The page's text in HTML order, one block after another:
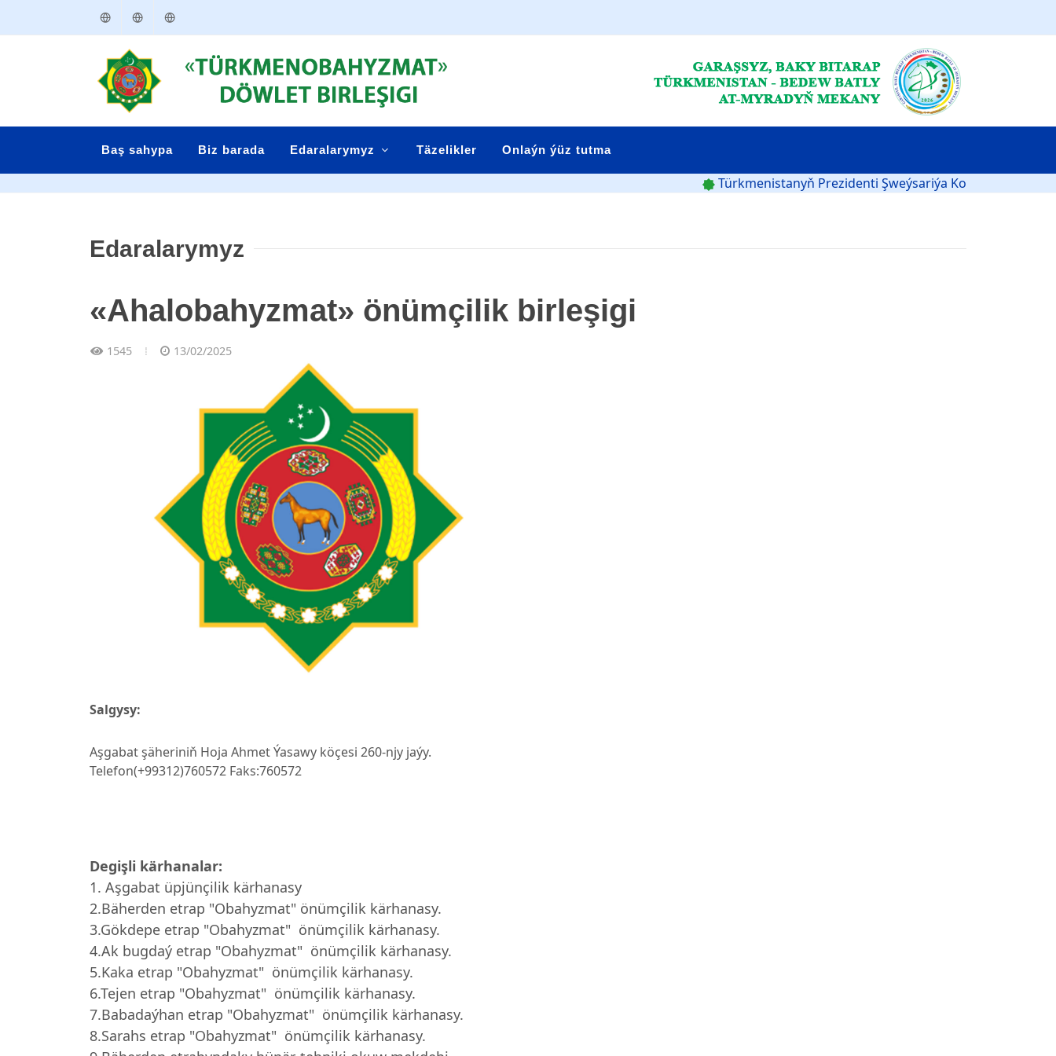
Türkmençe
English
Baş sahypa Biz barada Edaralarymyz Täzelikler Onlaýn ýüz tutma
Türk­me­nis­ta­nyň Prezidenti Şweý­sa­ri­ýa
Edaralarymyz
«Ahalobahyzmat» önümçilik birleşigi
1545 13/02/2025
Salgysy:
Aşgabat şäheriniň Hoja Ahmet Ýasawy köçesi 260-njy jaýy.
Telefon(+99312)760572 Faks:760572
Degişli kärhanalar:
1. Aşgabat üpjünçilik kärhanasy
2.Bäherden etrap "Obahyzmat" önümçilik kärhanasy.
3.Gökdepe etrap "Obahyzmat" önümçilik kärhanasy.
4.Ak bugdaý etrap "Obahyzmat" önümçilik kärhanasy.
5.Kaka etrap "Obahyzmat" önümçilik kärhanasy.
6.Tejen etrap "Obahyzmat" önümçilik kärhanasy.
7.Babadaýhan etrap "Obahyzmat" önümçilik kärhanasy.
8.Sarahs etrap "Obahyzmat" önümçilik kärhanasy.